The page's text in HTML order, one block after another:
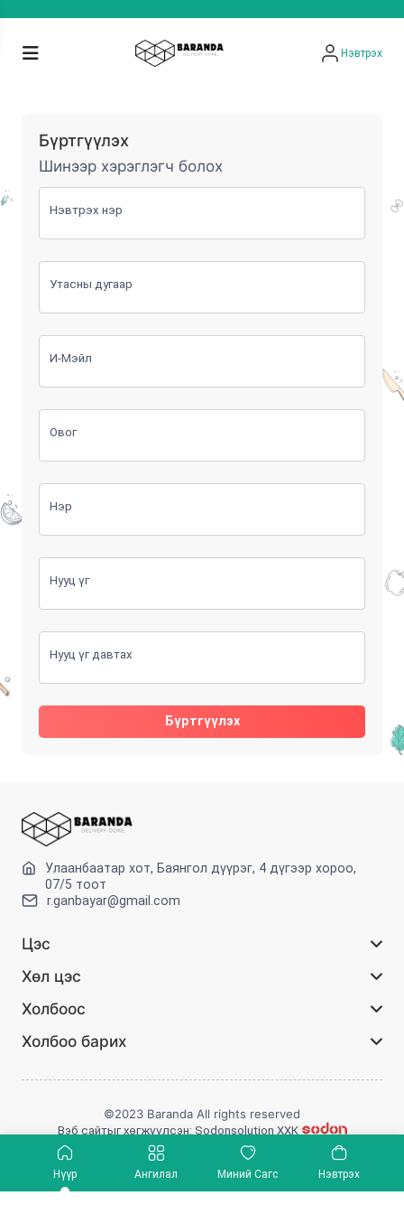
Нэвтрэх
Нүүр Ангилал Миний Сагс Нэвтрэх
Бүртгүүлэх
Шинээр хэрэглэгч болох
Нэвтрэх нэр
Утасны дугаар
И-Мэйл
Овог
Нэр
Нууц үг
Нууц үг давтах
Бүртгүүлэх
Улаанбаатар хот, Баянгол дүүрэг, 4 дүгээр хороо,
07/5 тоот
r.ganbayar@gmail.com
Цэс
Хөл цэс
Холбоос
Холбоо барих
©2023 Baranda All rights reserved
Вэб сайтыг хөгжүүлсэн: Sodonsolution ХХК
Сошиал холбоос :